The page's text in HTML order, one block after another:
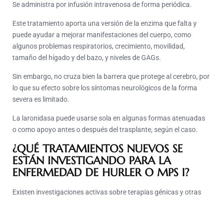
Se administra por infusión intravenosa de forma periódica.
Este tratamiento aporta una versión de la enzima que falta y
puede ayudar a mejorar manifestaciones del cuerpo, como
algunos problemas respiratorios, crecimiento, movilidad,
tamaño del hígado y del bazo, y niveles de GAGs.
Sin embargo, no cruza bien la barrera que protege al cerebro, por
lo que su efecto sobre los síntomas neurológicos de la forma
severa es limitado.
La laronidasa puede usarse sola en algunas formas atenuadas
o como apoyo antes o después del trasplante, según el caso.
¿QUÉ TRATAMIENTOS NUEVOS SE
ESTÁN INVESTIGANDO PARA LA
ENFERMEDAD DE HURLER O MPS I?
Existen investigaciones activas sobre terapias génicas y otras